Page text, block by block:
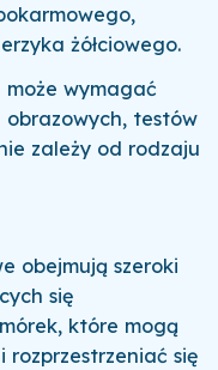
żółciowego.
może wymagać
obrazowych, testów
zależy od rodzaju
obejmują szeroki
się
które mogą
się